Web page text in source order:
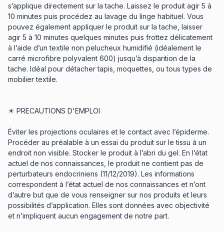
s’applique directement sur la tache. Laissez le produit agir 5 à
10 minutes puis procédez au lavage du linge habituel. Vous
pouvez également appliquer le produit sur la tache, laisser
agir 5 à 10 minutes quelques minutes puis frottez délicatement
à l’aide d’un textile non pelucheux humidifié (idéalement le
carré microfibre polyvalent 600) jusqu’à disparition de la
tache. Idéal pour détacher tapis, moquettes, ou tous types de
mobilier textile.
☀ PRECAUTIONS D'EMPLOI
Éviter les projections oculaires et le contact avec l’épiderme.
Procéder au préalable à un essai du produit sur le tissu à un
endroit non visible. Stocker le produit à l’abri du gel. En l’état
actuel de nos connaissances, le produit ne contient pas de
perturbateurs endocriniens (11/12/2019). Les informations
correspondent à l’état actuel de nos connaissances et n’ont
d’autre but que de vous renseigner sur nos produits et leurs
possibilités d’application. Elles sont données avec objectivité
et n’impliquent aucun engagement de notre part.